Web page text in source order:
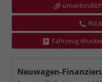
Fahrzeug
Neuwagen-